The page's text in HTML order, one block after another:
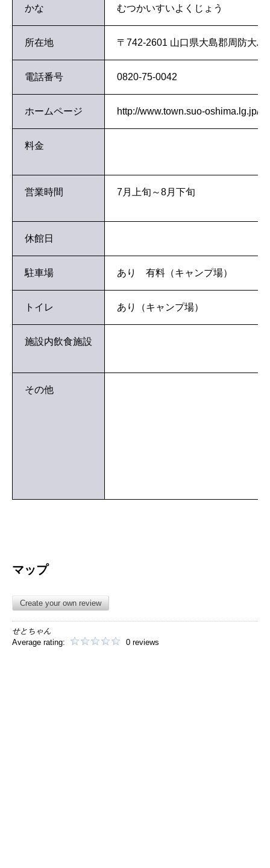
かな むつかいすいよくじょう
所在地 〒742-2601 山口県大島郡周防大島
電話番号 0820-75-0042
ホームページ http://www.town.suo-oshima.lg.jp/
料金
営業時間 7月上旬～8月下旬
休館日
駐車場 あり 有料（キャンプ場）
トイレ あり（キャンプ場）
施設内飲食施設
その他
マップ
Create your own review
せとちゃん
Average rating:
0 reviews